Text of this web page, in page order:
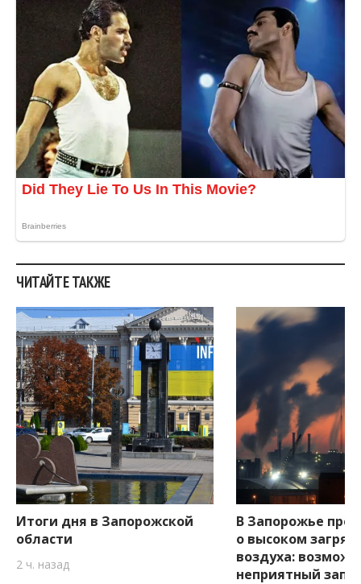
ЧИТАЙТЕ ТАКЖЕ
Итоги дня в Запорожской
области
2 ч. назад
В Запорожье
о высоком
воздуха:
неприятный